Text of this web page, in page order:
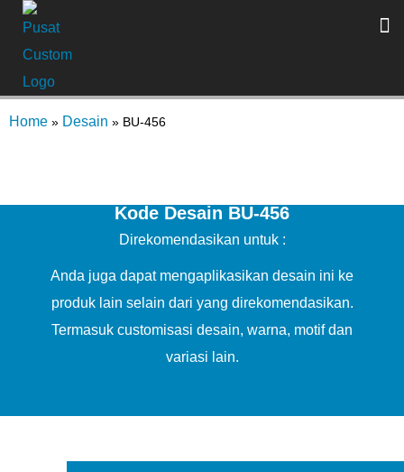
Home » Desain » BU-456
Kode Desain BU-456
Direkomendasikan untuk :
Anda juga dapat mengaplikasikan desain ini ke
produk lain selain dari yang direkomendasikan.
Termasuk customisasi desain, warna, motif dan
variasi lain.